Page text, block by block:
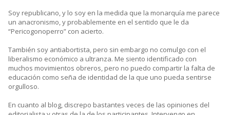
Soy republicano, y lo soy en la medida que la monarquía me parece
un anacronismo, y probablemente en el sentido que le da
“Pericogonoperro” con acierto.
También soy antiabortista, pero sin embargo no comulgo con el
liberalismo económico a ultranza. Me siento identificado con
muchos movimientos obreros, pero no puedo compartir la falta de
educación como seña de identidad de la que uno pueda sentirse
orgulloso.
En cuanto al blog, discrepo bastantes veces de las opiniones del